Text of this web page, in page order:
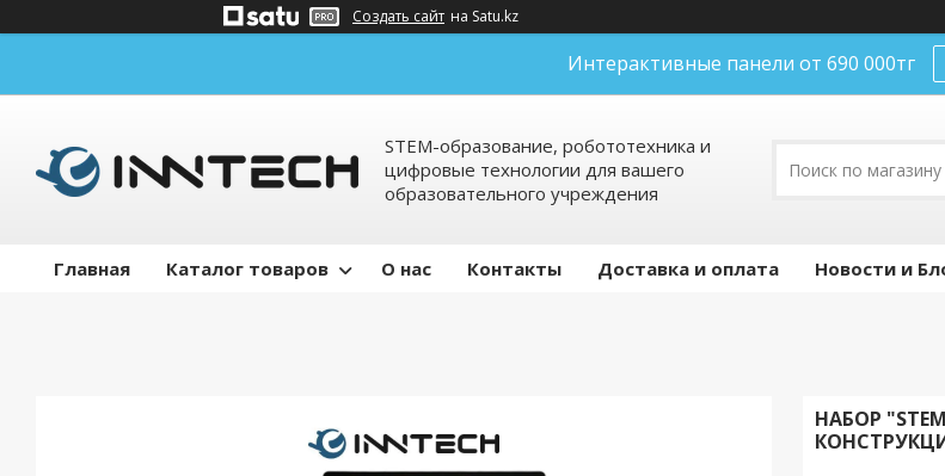
Создать сайт на Satu.kz
Интерактивные панели от 690 000тг
STEM-образование, робототехника и
цифровые технологии для вашего
образовательного учреждения
Главная Каталог товаров О нас Контакты Доставка и оплата Новости и
НАБОР